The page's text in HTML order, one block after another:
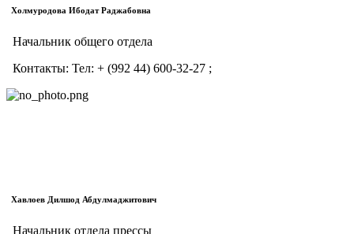
Холмуродова Ибодат Раджабовна
Начальник общего отдела
Контакты: Тел: + (992 44) 600-32-27 ;
Хавлоев Дилшод Абдулмаджитович
Начальник отдела прессы